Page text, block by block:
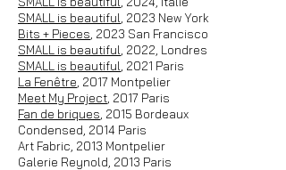
SMALL is beautiful , 2023 New York
Bits + Pieces , 2023 San Francisco
SMALL is beautiful , 2022, Londres
SMALL is beautiful , 2021 Paris
La Fenêtre , 2017 Montpelier
Meet My Project , 2017 Paris
Fan de briques , 2015 Bordeaux
Condensed, 2014 Paris
Art Fabric, 2013 Montpelier
Galerie Reynold, 2013 Paris